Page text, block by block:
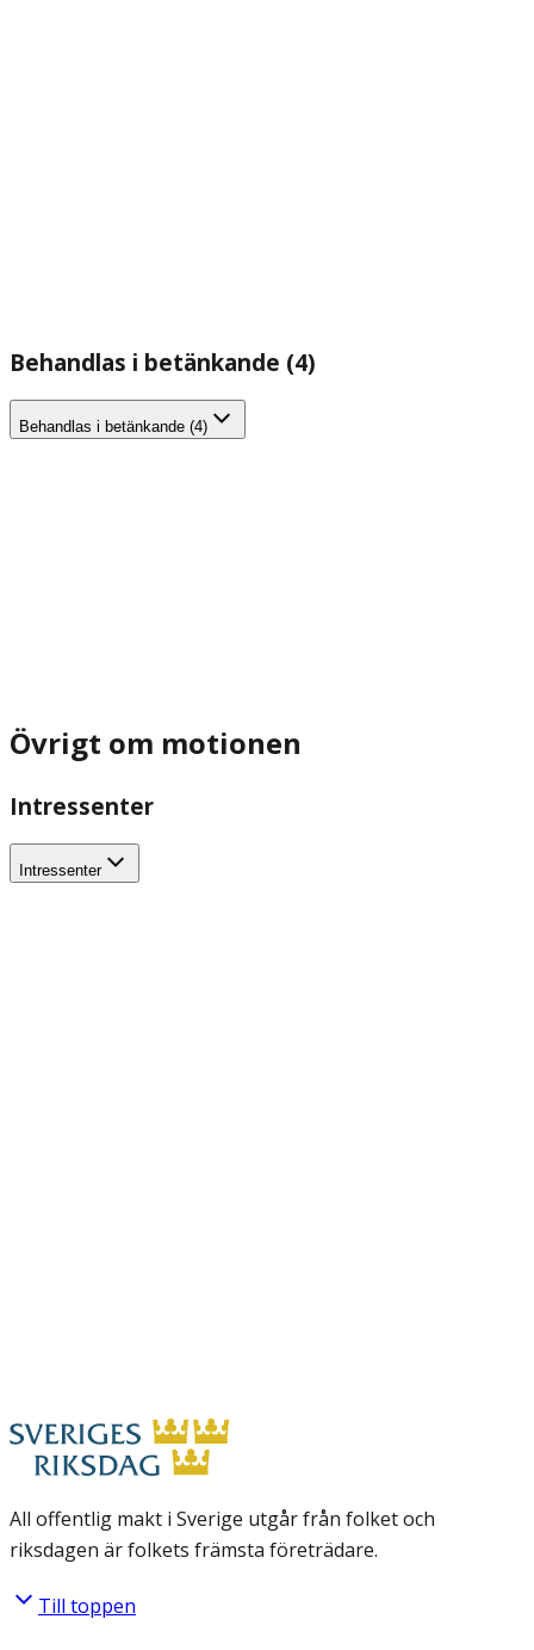
Behandlas i betänkande (4)
Behandlas i betänkande (4)
Övrigt om motionen
Intressenter
Intressenter
All offentlig makt i Sverige utgår från folket och
riksdagen är folkets främsta företrädare.
Till toppen